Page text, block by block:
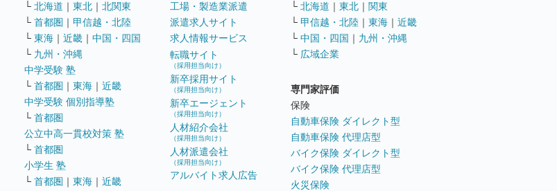
└ 北海道 ｜ 東北 ｜ 北関東
└ 首都圏 ｜ 甲信越・北陸
└ 東海 ｜ 近畿 ｜ 中国・四国
└ 九州・沖縄
中学受験 塾
└ 首都圏 ｜ 東海 ｜ 近畿
中学受験 個別指導塾
└ 首都圏
公立中高一貫校対策 塾
└ 首都圏
小学生 塾
└ 首都圏 ｜ 東海 ｜ 近畿
工場・製造業派遣
派遣求人サイト
求人情報サービス
転職サイト
（採用担当向け）
新卒採用サイト
（採用担当向け）
新卒エージェント
（採用担当向け）
人材紹介会社
（採用担当向け）
人材派遣会社
（採用担当向け）
アルバイト求人広告
└ 北海道 ｜ 東北 ｜ 関東
└ 甲信越・北陸 ｜ 東海 ｜ 近畿
└ 中国・四国 ｜ 九州・沖縄
└ 広域企業
専門家評価
保険
自動車保険 ダイレクト型
自動車保険 代理店型
バイク保険 ダイレクト型
バイク保険 代理店型
火災保険